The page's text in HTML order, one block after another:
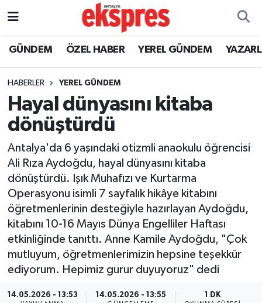
GÜNDEM ÖZEL HABER YEREL GÜNDEM
HABERLER YEREL GÜNDEM
Hayal dünyasını kitaba
dönüştürdü
Antalya'da 6 yaşındaki otizmli anaokulu öğrencisi
Ali Rıza Aydoğdu, hayal dünyasını kitaba
dönüştürdü. Işık Muhafızı ve Kurtarma
Operasyonu isimli 7 sayfalık hikâye kitabını
öğretmenlerinin desteğiyle hazırlayan Aydoğdu,
kitabını 10-16 Mayıs Dünya Engelliler Haftası
etkinliğinde tanıttı. Anne Kamile Aydoğdu, "Çok
mutluyum, öğretmenlerimizin hepsine teşekkür
ediyorum. Hepimiz gurur duyuyoruz" dedi
14.05.2026 - 13:53 14.05.2026 - 13:55 1 DK
ÖZEL HABER
YEREL GÜNDEM
EKONOMİ
KÜLTÜR - SANAT
SPOR
SİYASET
SAĞLIK
Nöbetçi Eczaneler
Trafik Durumu
Süper Lig Puan Durumu ve Fikstür
Tüm Manşetler
Son Dakika Haberleri
Haber Arşivi